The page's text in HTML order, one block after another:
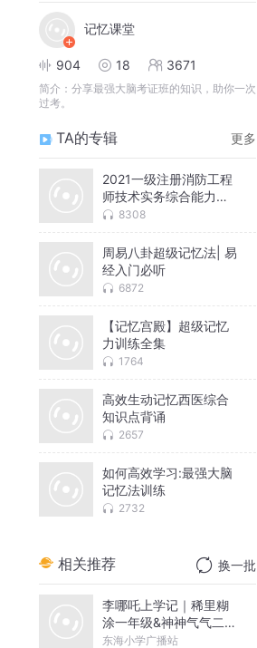
记忆课堂
904 18 3671
简介： 分享最强大脑考证班的知识，助你一次
过考。
TA的专辑 更多
2021一级注册消防工程
师技术实务综合能力口
诀记忆宫殿
8308
周易八卦超级记忆法| 易
经入门必听
6872
【记忆宫殿】超级记忆
力训练全集
1764
高效生动记忆西医综合
知识点背诵
2657
如何高效学习:最强大脑
记忆法训练
2732
相关推荐 换一批
李哪吒上学记｜稀里糊
涂一年级&神神气气二年
级
东海小学广播站